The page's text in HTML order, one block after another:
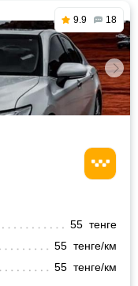
9.9 18
55 тенге
55 тенге/км
55 тенге/км